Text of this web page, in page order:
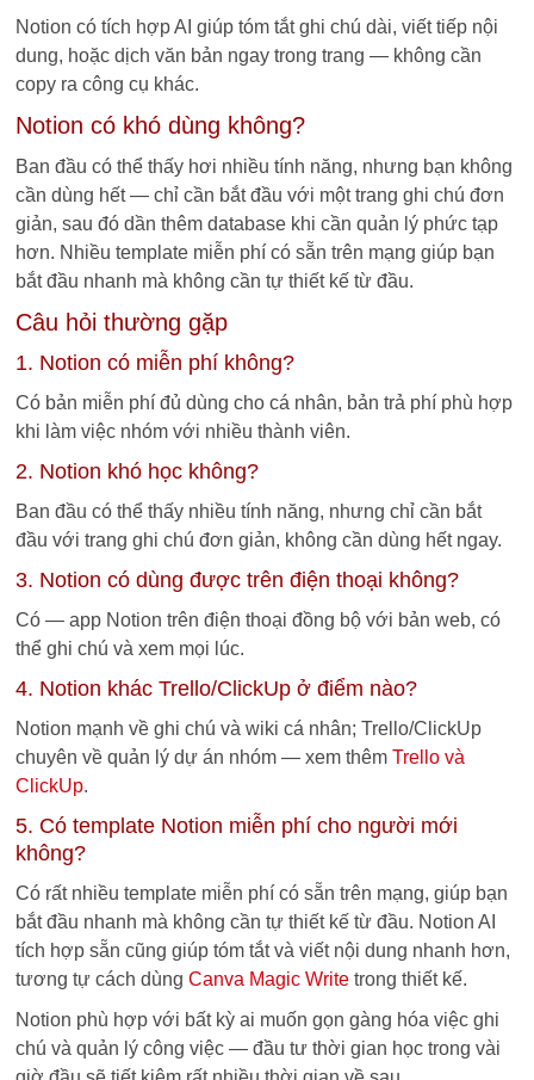
Notion có tích hợp AI giúp tóm tắt ghi chú dài, viết tiếp nội
dung, hoặc dịch văn bản ngay trong trang — không cần
copy ra công cụ khác.
Notion có khó dùng không?
Ban đầu có thể thấy hơi nhiều tính năng, nhưng bạn không
cần dùng hết — chỉ cần bắt đầu với một trang ghi chú đơn
giản, sau đó dần thêm database khi cần quản lý phức tạp
hơn. Nhiều template miễn phí có sẵn trên mạng giúp bạn
bắt đầu nhanh mà không cần tự thiết kế từ đầu.
Câu hỏi thường gặp
1. Notion có miễn phí không?
Có bản miễn phí đủ dùng cho cá nhân, bản trả phí phù hợp
khi làm việc nhóm với nhiều thành viên.
2. Notion khó học không?
Ban đầu có thể thấy nhiều tính năng, nhưng chỉ cần bắt
đầu với trang ghi chú đơn giản, không cần dùng hết ngay.
3. Notion có dùng được trên điện thoại không?
Có — app Notion trên điện thoại đồng bộ với bản web, có
thể ghi chú và xem mọi lúc.
4. Notion khác Trello/ClickUp ở điểm nào?
Notion mạnh về ghi chú và wiki cá nhân; Trello/ClickUp
chuyên về quản lý dự án nhóm — xem thêmTrello và
ClickUp.
5. Có template Notion miễn phí cho người mới
không?
Có rất nhiều template miễn phí có sẵn trên mạng, giúp bạn
bắt đầu nhanh mà không cần tự thiết kế từ đầu. Notion AI
tích hợp sẵn cũng giúp tóm tắt và viết nội dung nhanh hơn,
tương tự cách dùngCanva Magic Write trong thiết kế.
Notion phù hợp với bất kỳ ai muốn gọn gàng hóa việc ghi
chú và quản lý công việc — đầu tư thời gian học trong vài